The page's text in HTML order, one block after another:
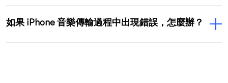
如果 iPhone 音樂傳輸過程中出現錯誤，怎麼辦？